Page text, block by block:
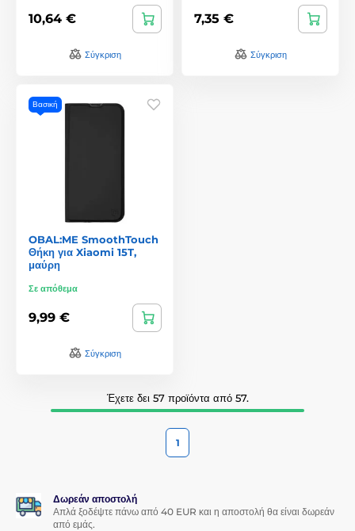
10,64 €
Σύγκριση
7,35 €
Σύγκριση
Βασική
OBAL:ME SmoothTouch
Θήκη για Xiaomi 15T,
μαύρη
Σε απόθεμα
9,99 €
Σύγκριση
Έχετε δει 57 προϊόντα από 57.
1
Δωρεάν αποστολή
Απλά ξοδέψτε πάνω από 40 EUR και η αποστολή θα είναι δωρεάν
από εμάς.